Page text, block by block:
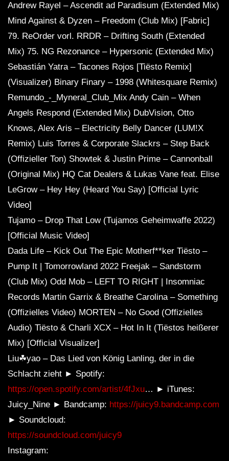
Andrew Rayel – Ascendit ad Paradisum (Extended Mix)
Mind Against & Dyzen – Freedom (Club Mix) [Fabric]
79. ReOrder vorl. RRDR – Drifting South (Extended
Mix) 75. NG Rezonance – Hypersonic (Extended Mix)
Sebastián Yatra – Tacones Rojos [Tiësto Remix]
(Visualizer) Binary Finary – 1998 (Whitesquare Remix)
Remundo_-_Myneral_Club_Mix Andy Cain – When
Angels Respond (Extended Mix) DubVision, Otto
Knows, Alex Aris – Electricity Belly Dancer (LUM!X
Remix) Luis Torres & Corporate Slackrs – Step Back
(Offizieller Ton) Showtek & Justin Prime – Cannonball
(Original Mix) HQ Cat Dealers & Lukas Vane feat. Elise
LeGrow – Hey Hey (Heard You Say) [Official Lyric
Video]
Tujamo – Drop That Low (Tujamos Geheimwaffe 2022)
[Official Music Video]
Dada Life – Kick Out The Epic Motherf**ker Tiësto –
Pump It | Tomorrowland 2022 Freejak – Sandstorm
(Club Mix) Odd Mob – LEFT TO RIGHT | Insomniac
Records Martin Garrix & Breathe Carolina – Something
(Offizielles Video) MORTEN – No Good (Offizielles
Audio) Tiësto & Charli XCX – Hot In It (Tiëstos heißerer
Mix) [Official Visualizer]
Liu☘yao – Das Lied von König Lanling, der in die
Schlacht zieht ► Spotify:
https://open.spotify.com/artist/4fJxu… ► iTunes:
Juicy_Nine ► Bandcamp: https://juicy9.bandcamp.com
► Soundcloud:
https://soundcloud.com/juicy9
Instagram: